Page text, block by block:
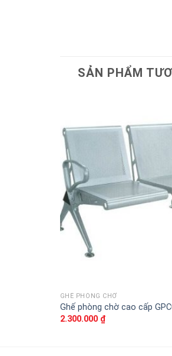
SẢN PHẨM
GHẾ PHÒNG CHỜ
Ghế phòng chờ cao cấp
2.300.000 ₫